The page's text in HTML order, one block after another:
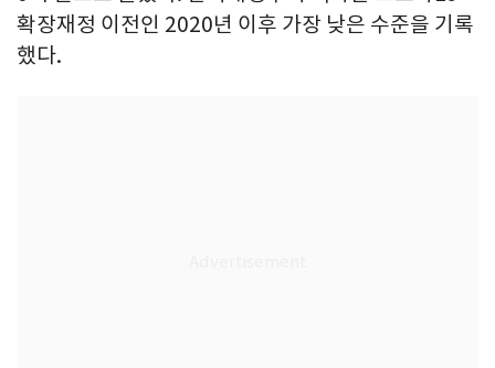
확장재정 이전인 2020년 이후 가장 낮은 수준을 기록
했다.